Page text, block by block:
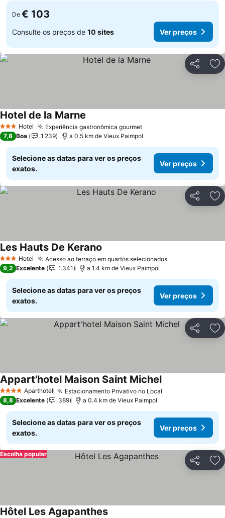
De € 103
Consulte os preços de 10 sites Ver preços
Partilhar
3 EstrelasHotel Experiência gastronômica gourmet
Hotel de la Marne
7,8 Boa 1.239 a 0.5 km de Vieux Paimpol
Selecione as datas para ver os preços
exatos.
Ver preços
Partilhar
3 EstrelasHotel Acesso ao terraço em quartos selecionados
Les Hauts De Kerano
9,2 Excelente 1.341 a 1.4 km de Vieux Paimpol
Selecione as datas para ver os preços
exatos.
Ver preços
Partilhar
4 EstrelasAparthotel Estacionamento Privativo no Local
Appart'hotel Maison Saint Michel
8,8 Excelente 389 a 0.4 km de Vieux Paimpol
Selecione as datas para ver os preços
exatos.
Ver preços
Partilhar
Escolha popular
Hôtel Les Agapanthes